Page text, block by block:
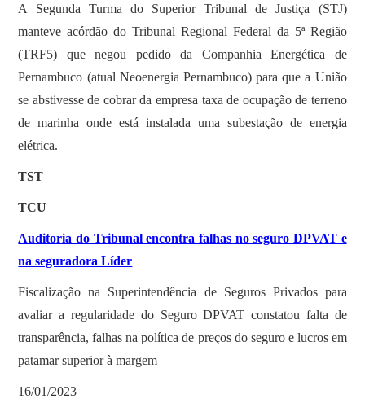
​A Segunda Turma do Superior Tribunal de Justiça (STJ)
manteve acórdão do Tribunal Regional Federal da 5ª Região
(TRF5) que negou pedido da Companhia Energética de
Pernambuco (atual Neoenergia Pernambuco) para que a União
se abstivesse de cobrar da empresa taxa de ocupação de terreno
de marinha onde está instalada uma subestação de energia
elétrica.
TST
TCU
Auditoria do Tribunal encontra falhas no seguro DPVAT e
na seguradora Líder
Fiscalização na Superintendência de Seguros Privados para
avaliar a regularidade do Seguro DPVAT constatou falta de
transparência, falhas na política de preços do seguro e lucros em
patamar superior à margem
16/01/2023